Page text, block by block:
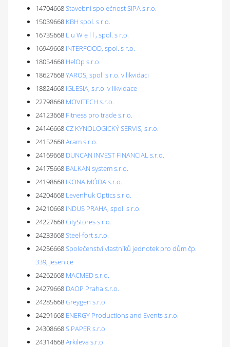
14704668Stavební společnost SIPA s.r.o.
15039668 KBH spol. s r.o.
16735668 L u W e l l , spol. s r.o.
16949668 INTERFOOD, spol. s r.o.
18054668 HelOp s.r.o.
18627668YAROS, spol. s r.o. v likvidaci
18824668 IGLESIA, s.r.o. v likvidace
22798668 MOVITECH s.r.o.
24123668 Fitness pro trade s.r.o.
24146668CZ KYNOLOGICKÝ SERVIS, s.r.o.
24152668Aram s.r.o.
24169668 DUNCAN INVEST FINANCIAL s.r.o.
24175668 BALKAN system s.r.o.
24198668 IKONA MÓDA s.r.o.
24204668 Levenhuk Optics s.r.o.
24210668 INDUS PRAHA, spol. s r.o.
24227668CityStores s.r.o.
24233668Steel-fort s.r.o.
24256668Společenství vlastníků jednotek pro dům čp.
339, Jesenice
24262668 MACMED s.r.o.
24279668 DAOP Praha s.r.o.
24285668Greygen s.r.o.
24291668 ENERGY Productions and Events s.r.o.
24308668S PAPER s.r.o.
24314668Arkileva s.r.o.